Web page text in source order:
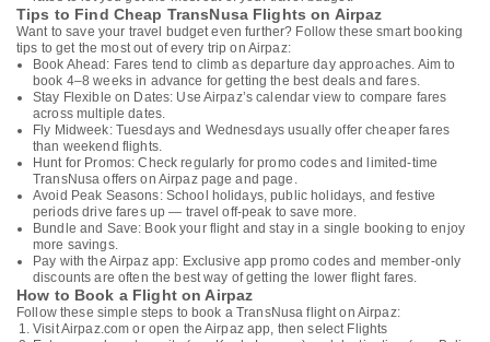
Tips to Find Cheap TransNusa Flights on Airpaz
Want to save your travel budget even further? Follow these smart booking
tips to get the most out of every trip on Airpaz:
Book Ahead: Fares tend to climb as departure day approaches. Aim to
book 4–8 weeks in advance for getting the best deals and fares.
Stay Flexible on Dates: Use Airpaz’s calendar view to compare fares
across multiple dates.
Fly Midweek: Tuesdays and Wednesdays usually offer cheaper fares
than weekend flights.
Hunt for Promos: Check regularly for promo codes and limited-time
TransNusa offers on Airpaz page and page.
Avoid Peak Seasons: School holidays, public holidays, and festive
periods drive fares up — travel off-peak to save more.
Bundle and Save: Book your flight and stay in a single booking to enjoy
more savings.
Pay with the Airpaz app: Exclusive app promo codes and member-only
discounts are often the best way of getting the lower flight fares.
How to Book a Flight on Airpaz
Follow these simple steps to book a TransNusa flight on Airpaz:
Visit Airpaz.com or open the Airpaz app, then select Flights